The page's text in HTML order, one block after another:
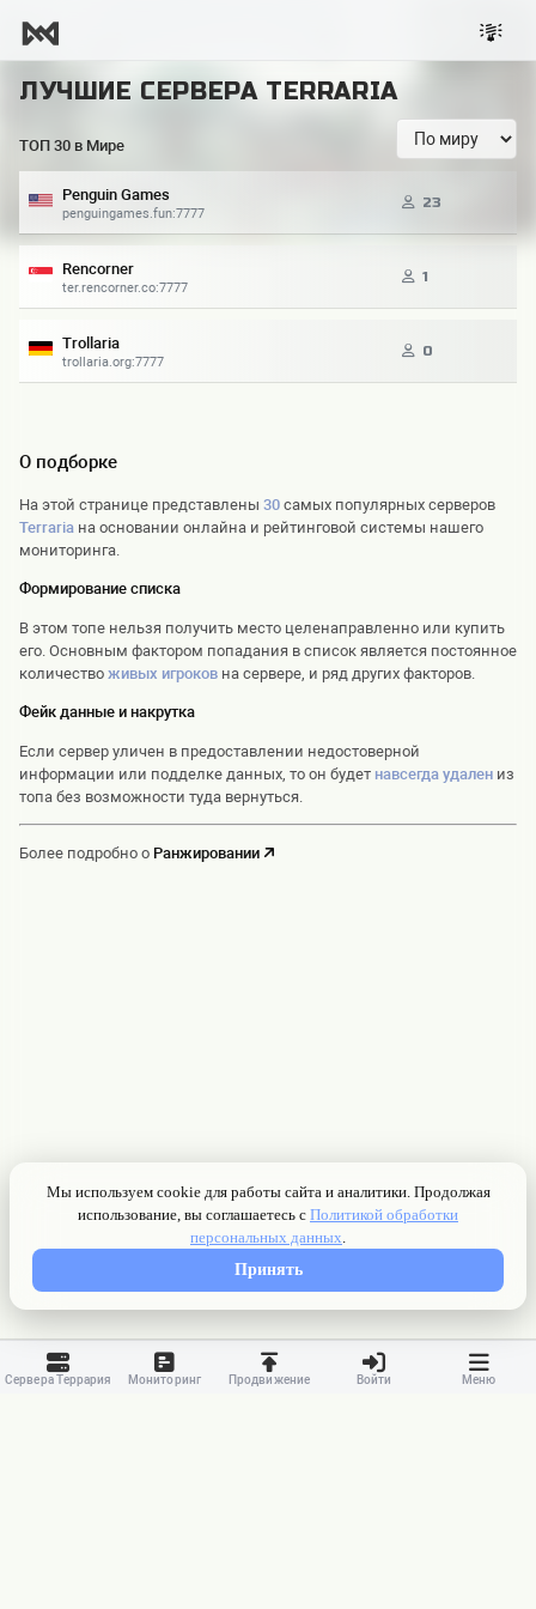
ЛУЧШИЕ СЕРВЕРА TERRARIA
ТОП 30 в Мире
Penguin Games
penguingames.fun:7777
23
Rencorner
ter.rencorner.co:7777
1
Trollaria
trollaria.org:7777
0
О подборке
На этой странице представлены 30 самых популярных серверов
Terraria на основании онлайна и рейтинговой системы нашего
мониторинга.
Формирование списка
В этом топе нельзя получить место целенаправленно или купить
его. Основным фактором попадания в список является постоянное
количество живых игроков на сервере, и ряд других факторов.
Фейк данные и накрутка
Если сервер уличен в предоставлении недостоверной
информации или подделке данных, то он будет навсегда удален из
топа без возможности туда вернуться.
Более подробно о Ранжировании
Сервера Террария Мониторинг Продвижение Войти Меню